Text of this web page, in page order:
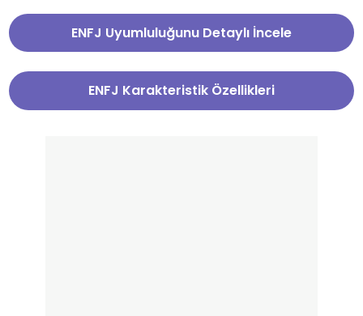
ENFJ Uyumluluğunu Detaylı İncele
ENFJ Karakteristik Özellikleri